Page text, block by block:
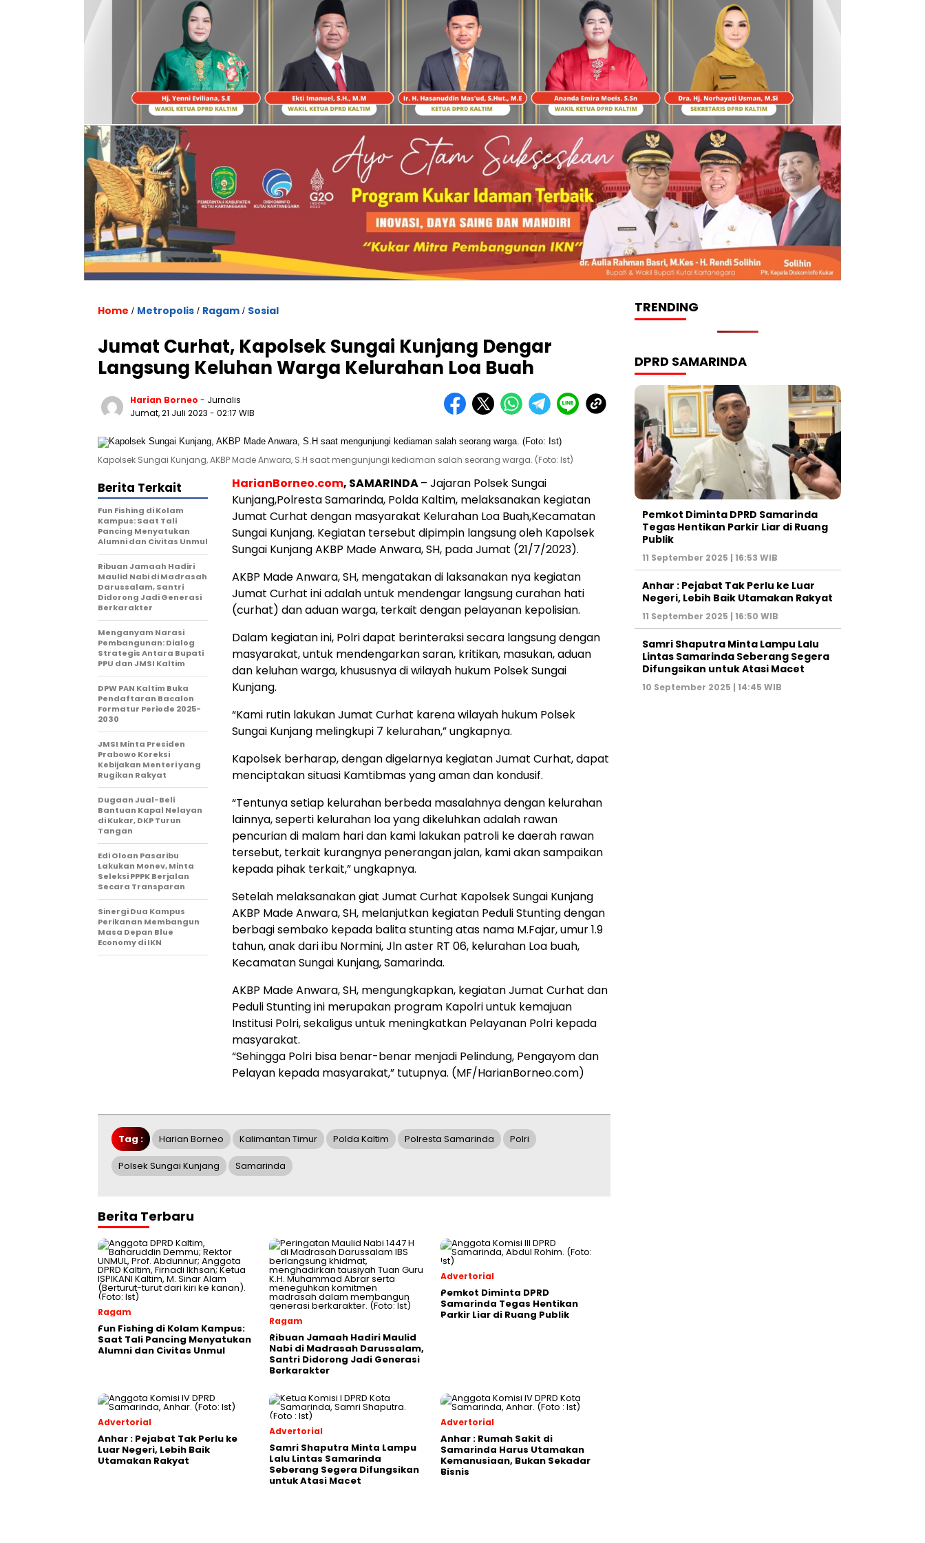
Home / Metropolis / Ragam / Sosial
Jumat Curhat, Kapolsek Sungai Kunjang Dengar
Langsung Keluhan Warga Kelurahan Loa Buah
Harian Borneo - Jurnalis
Jumat, 21 Juli 2023 - 02:17 WIB
Kapolsek Sungai Kunjang, AKBP Made Anwara, S.H saat mengunjungi kediaman salah seorang warga. (Foto: Ist)
HarianBorneo.com, SAMARINDA– Jajaran Polsek Sungai
Kunjang,Polresta Samarinda, Polda Kaltim, melaksanakan kegiatan
Jumat Curhat dengan masyarakat Kelurahan Loa Buah,Kecamatan
Sungai Kunjang. Kegiatan tersebut dipimpin langsung oleh Kapolsek
Sungai Kunjang AKBP Made Anwara, SH, pada Jumat (21/7/2023).
AKBP Made Anwara, SH, mengatakan di laksanakan nya kegiatan
Jumat Curhat ini adalah untuk mendengar langsung curahan hati
(curhat) dan aduan warga, terkait dengan pelayanan kepolisian.
Dalam kegiatan ini, Polri dapat berinteraksi secara langsung dengan
masyarakat, untuk mendengarkan saran, kritikan, masukan, aduan
dan keluhan warga, khususnya di wilayah hukum Polsek Sungai
Kunjang.
“Kami rutin lakukan Jumat Curhat karena wilayah hukum Polsek
Sungai Kunjang melingkupi 7 kelurahan,” ungkapnya.
Kapolsek berharap, dengan digelarnya kegiatan Jumat Curhat, dapat
menciptakan situasi Kamtibmas yang aman dan kondusif.
“Tentunya setiap kelurahan berbeda masalahnya dengan kelurahan
lainnya, seperti kelurahan loa yang dikeluhkan adalah rawan
pencurian di malam hari dan kami lakukan patroli ke daerah rawan
tersebut, terkait kurangnya penerangan jalan, kami akan sampaikan
kepada pihak terkait,” ungkapnya.
Setelah melaksanakan giat Jumat Curhat Kapolsek Sungai Kunjang
AKBP Made Anwara, SH, melanjutkan kegiatan Peduli Stunting dengan
berbagi sembako kepada balita stunting atas nama M.Fajar, umur 1.9
tahun, anak dari ibu Normini, Jln aster RT 06, kelurahan Loa buah,
Kecamatan Sungai Kunjang, Samarinda.
AKBP Made Anwara, SH, mengungkapkan, kegiatan Jumat Curhat dan
Peduli Stunting ini merupakan program Kapolri untuk kemajuan
Institusi Polri, sekaligus untuk meningkatkan Pelayanan Polri kepada
masyarakat.
“Sehingga Polri bisa benar-benar menjadi Pelindung, Pengayom dan
Pelayan kepada masyarakat,” tutupnya. (MF/HarianBorneo.com)
Berita Terkait
Fun Fishing di Kolam
Kampus: Saat Tali
Pancing Menyatukan
Alumni dan Civitas Unmul
Ribuan Jamaah Hadiri
Maulid Nabi di Madrasah
Darussalam, Santri
Didorong Jadi Generasi
Berkarakter
Menganyam Narasi
Pembangunan: Dialog
Strategis Antara Bupati
PPU dan JMSI Kaltim
DPW PAN Kaltim Buka
Pendaftaran Bacalon
Formatur Periode 2025-
2030
JMSI Minta Presiden
Prabowo Koreksi
Kebijakan Menteri yang
Rugikan Rakyat
Dugaan Jual-Beli
Bantuan Kapal Nelayan
di Kukar, DKP Turun
Tangan
Edi Oloan Pasaribu
Lakukan Monev, Minta
Seleksi PPPK Berjalan
Secara Transparan
Sinergi Dua Kampus
Perikanan Membangun
Masa Depan Blue
Economy di IKN
Tag : Harian Borneo Kalimantan Timur Polda Kaltim Polresta Samarinda Polri
Polsek Sungai Kunjang Samarinda
Berita Terbaru
Ragam
Fun Fishing di Kolam Kampus:
Saat Tali Pancing Menyatukan
Alumni dan Civitas Unmul
Ragam
Ribuan Jamaah Hadiri Maulid
Nabi di Madrasah Darussalam,
Santri Didorong Jadi Generasi
Berkarakter
Advertorial
Pemkot Diminta DPRD
Samarinda Tegas Hentikan
Parkir Liar di Ruang Publik
Advertorial
Anhar : Pejabat Tak Perlu ke
Luar Negeri, Lebih Baik
Utamakan Rakyat
Advertorial
Samri Shaputra Minta Lampu
Lalu Lintas Samarinda
Seberang Segera Difungsikan
untuk Atasi Macet
Advertorial
Anhar : Rumah Sakit di
Samarinda Harus Utamakan
Kemanusiaan, Bukan Sekadar
Bisnis
TRENDING
DPRD SAMARINDA
Pemkot Diminta DPRD Samarinda
Tegas Hentikan Parkir Liar di Ruang
Publik
11 September 2025 | 16:53 WIB
Anhar : Pejabat Tak Perlu ke Luar
Negeri, Lebih Baik Utamakan Rakyat
11 September 2025 | 16:50 WIB
Samri Shaputra Minta Lampu Lalu
Lintas Samarinda Seberang Segera
Difungsikan untuk Atasi Macet
10 September 2025 | 14:45 WIB